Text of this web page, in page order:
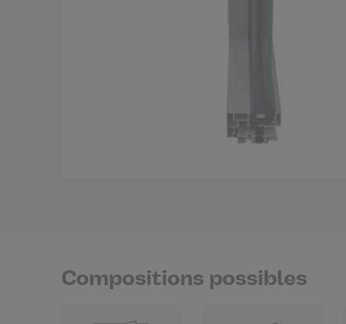
Compositions possibles